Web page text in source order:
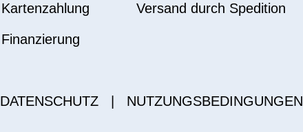
Kartenzahlung
Finanzierung
Versand durch Spedition
DATENSCHUTZ NUTZUNGSBEDINGUNGEN